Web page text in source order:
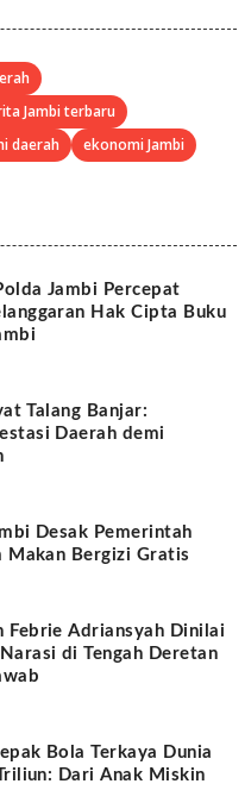
Jambi terbaru
daerah
ekonomi Jambi
Jambi Percepat
Hak Cipta Buku
Talang Banjar:
Daerah demi
Desak Pemerintah
Makan Bergizi Gratis
Febrie Adriansyah Dinilai
di Tengah Deretan
Bola Terkaya Dunia
Dari Anak Miskin